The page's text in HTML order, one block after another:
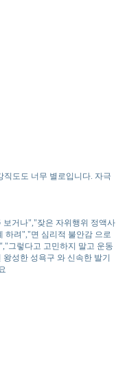
도도 너무 별로입니다. 자극
보거나","잦은 자위행위 정액사
하려","면 심리적 불안감 으로
그렇다고 고민하지 말고 운동
성한 성욕구 와 신속한 발기